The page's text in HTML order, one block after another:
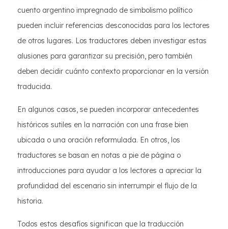
cuento argentino impregnado de simbolismo político
pueden incluir referencias desconocidas para los lectores
de otros lugares. Los traductores deben investigar estas
alusiones para garantizar su precisión, pero también
deben decidir cuánto contexto proporcionar en la versión
traducida.
En algunos casos, se pueden incorporar antecedentes
históricos sutiles en la narración con una frase bien
ubicada o una oración reformulada. En otros, los
traductores se basan en notas a pie de página o
introducciones para ayudar a los lectores a apreciar la
profundidad del escenario sin interrumpir el flujo de la
historia.
Todos estos desafíos significan que la traducción